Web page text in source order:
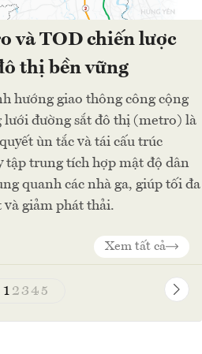
và TOD chiến lược
thị bền vững
hướng giao thông công cộng
đường sắt đô thị (metro) là
ùn tắc và tái cấu trúc
tập trung tích hợp mật độ dân
quanh các nhà ga, giúp tối đa
và giảm phát thải.
Xem tất cả
1 23 45